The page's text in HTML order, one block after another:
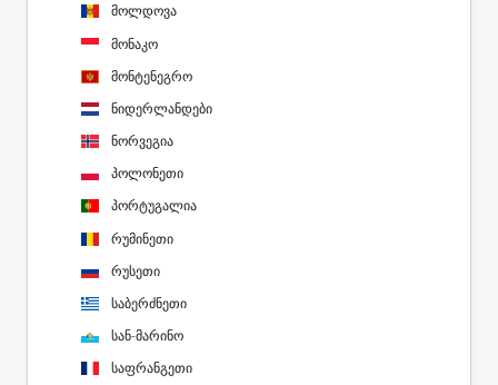
მოლდოვა
მონაკო
მონტენეგრო
ნიდერლანდები
ნორვეგია
პოლონეთი
პორტუგალია
რუმინეთი
რუსეთი
საბერძნეთი
სან-მარინო
საფრანგეთი